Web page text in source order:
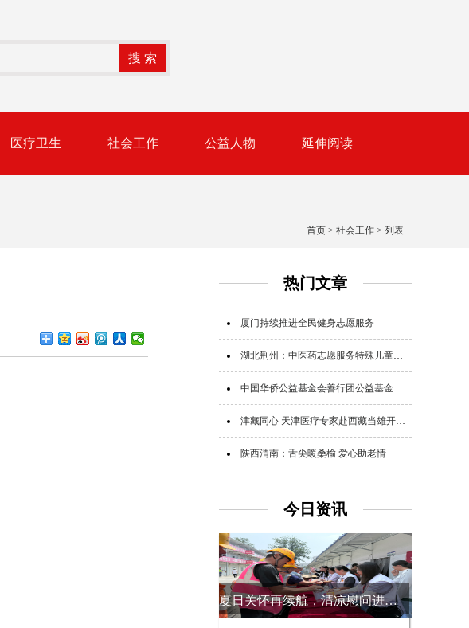
医疗卫生 社会工作 公益人物 延伸阅读
首页 > 社会工作 > 列表
热门文章
厦门持续推进全民健身志愿服务
湖北荆州：中医药志愿服务特殊儿童群体
中国华侨公益基金会善行团公益基金追加追赠支援广西救灾
津藏同心 天津医疗专家赴西藏当雄开展公益帮扶
陕西渭南：舌尖暖桑榆 爱心助老情
今日资讯
夏日关怀再续航，清凉慰问进工地